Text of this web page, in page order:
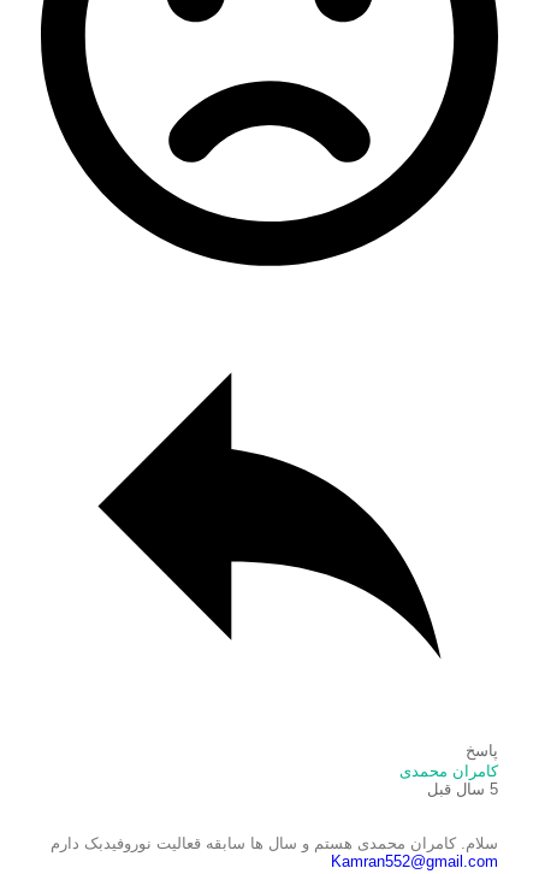
پاسخ
کامران محمدی
5 سال قبل
سلام. کامران محمدی هستم و سال ها سابقه قعالیت نوروفیدبک دارم
Kamran552@gmail.com